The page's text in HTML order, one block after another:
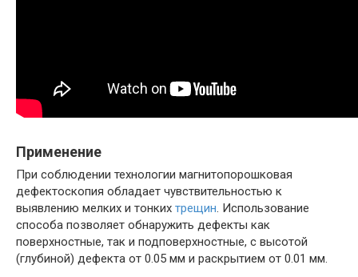
Применение
При соблюдении технологии магнитопорошковая
дефектоскопия обладает чувствительностью к
выявлению мелких и тонких трещин. Использование
способа позволяет обнаружить дефекты как
поверхностные, так и подповерхностные, с высотой
(глубиной) дефекта от 0.05 мм и раскрытием от 0.01 мм.